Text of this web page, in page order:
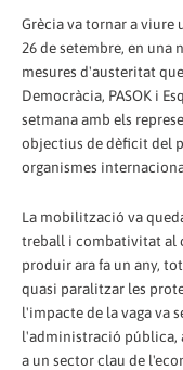
Grècia va tornar a viure
26 de setembre, en
mesures d'austeritat
Democràcia, PASOK i
setmana amb els
objectius de dèficit del
organismes
La mobilització va
treball i combativitat al
produir ara fa un any,
quasi paralitzar les
l'impacte de la vaga va
l'administració pública,
a un sector clau de